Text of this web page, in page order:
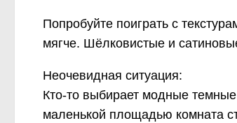
Попробуйте поиграть с
мягче. Шёлковистые и
Неочевидная ситуация:
Кто-то выбирает модные
маленькой площадью комната